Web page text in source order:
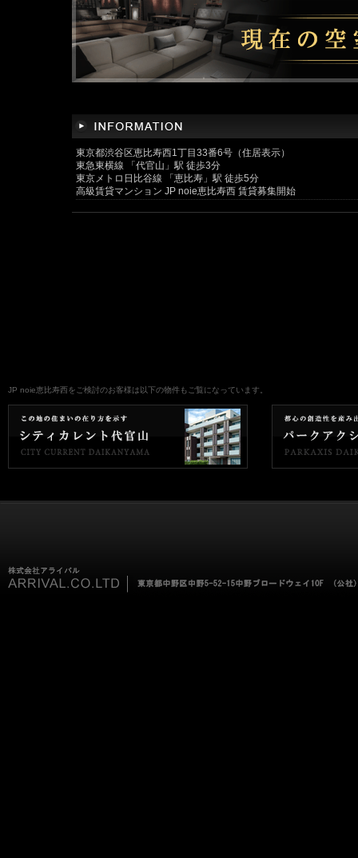
東京都渋谷区恵比寿西1丁目33番6号（住居表示）
東急東横線 「代官山」駅 徒歩3分
東京メトロ日比谷線 「恵比寿」駅 徒歩5分
高級賃貸マンション JP noie恵比寿西 賃貸募集開始
JP noie恵比寿西をご検討のお客様は以下の物件もご覧になっています。